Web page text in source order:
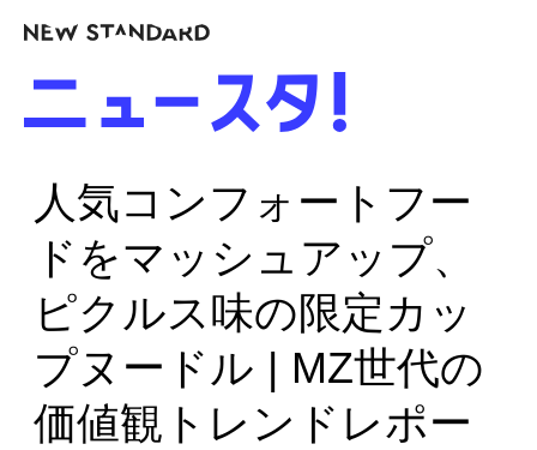
人気コンフォートフー
ドをマッシュアップ、
ピクルス味の限定カッ
プヌードル | MZ世代の
価値観トレンドレポー